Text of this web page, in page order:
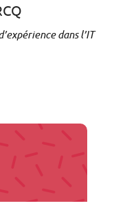
dans l’IT